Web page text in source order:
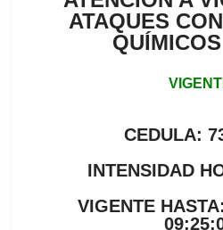
ATAQUES
CEDULA:
INTENSIDAD
VIGENTE